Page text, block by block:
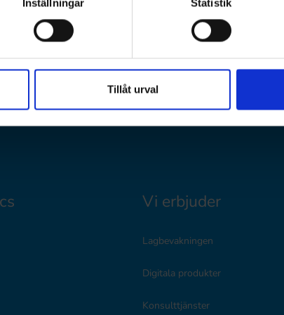
Inställningar Statistik
Tillåt urval
Vi erbjuder
Lagbevakningen
Digitala produkter
Konsulttjänster